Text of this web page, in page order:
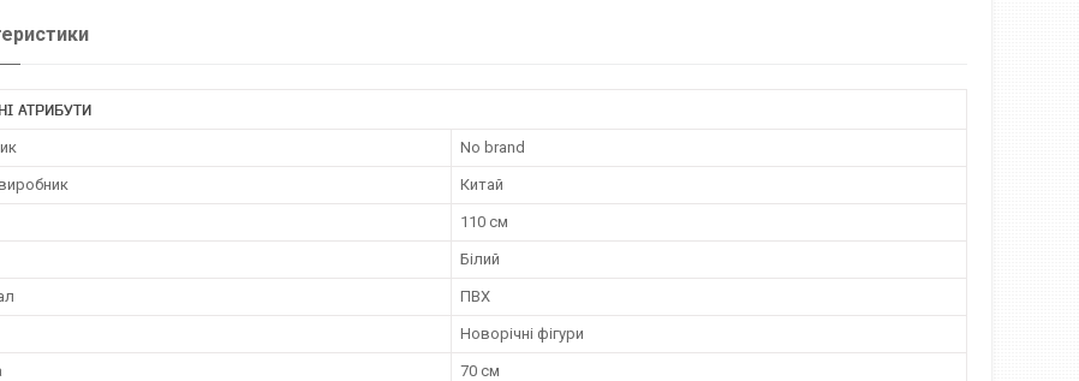
АТРИБУТИ
No brand
Китай
110 см
Білий
ПВХ
Новорічні фігури
70 см